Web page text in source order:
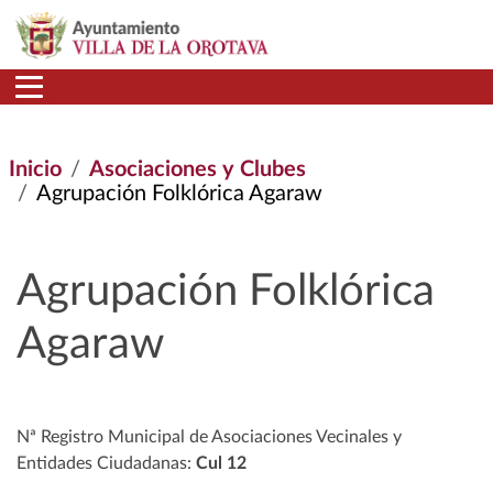
Pasar al contenido principal
Inicio
Asociaciones y Clubes
Agrupación Folklórica Agaraw
Agrupación Folklórica
Agaraw
Nª Registro Municipal de Asociaciones Vecinales y
Entidades Ciudadanas: Cul 12